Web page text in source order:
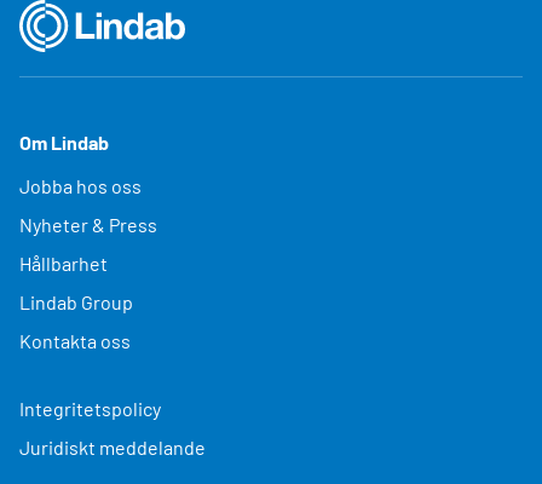
Om Lindab
Jobba hos oss
Nyheter & Press
Hållbarhet
Lindab Group
Kontakta oss
Integritetspolicy
Juridiskt meddelande